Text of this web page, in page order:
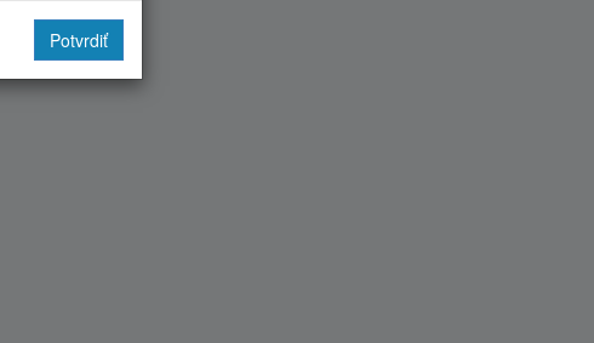
Potvrdiť